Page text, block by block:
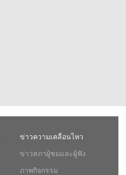
ข่าวความเคลื่อนไหว
ข่าวสภาผู้ชมและผู้ฟัง
ภาพกิจกรรม